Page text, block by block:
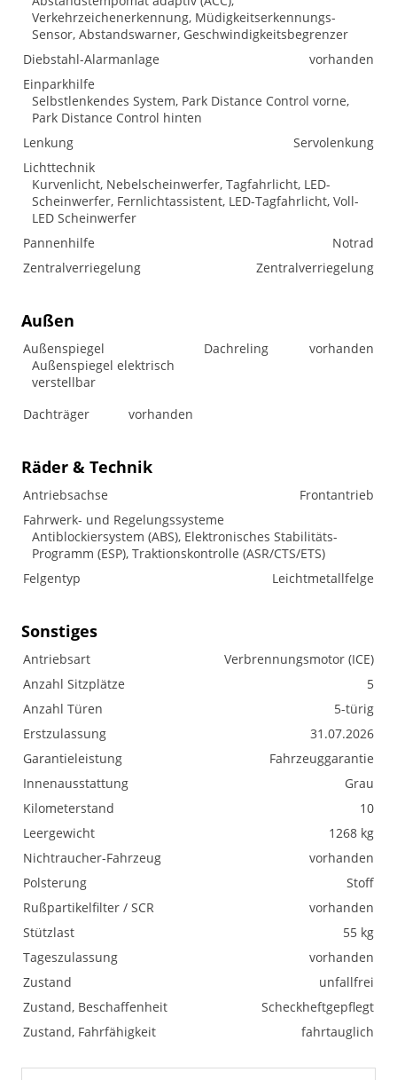
Verkehrzeichenerkennung, Müdigkeitserkennungs-
Sensor, Abstandswarner, Geschwindigkeitsbegrenzer
Diebstahl-Alarmanlage
vorhanden
Einparkhilfe
Selbstlenkendes System, Park Distance Control vorne,
Park Distance Control hinten
Lenkung
Servolenkung
Lichttechnik
Kurvenlicht, Nebelscheinwerfer, Tagfahrlicht, LED-
Scheinwerfer, Fernlichtassistent, LED-Tagfahrlicht, Voll-
LED Scheinwerfer
Pannenhilfe
Notrad
Zentralverriegelung
Zentralverriegelung
Außen
Außenspiegel
Außenspiegel elektrisch
verstellbar
Dachreling vorhanden
Dachträger vorhanden
Räder & Technik
Antriebsachse
Frontantrieb
Fahrwerk- und Regelungssysteme
Antiblockiersystem (ABS), Elektronisches Stabilitäts-
Programm (ESP), Traktionskontrolle (ASR/CTS/ETS)
Felgentyp
Leichtmetallfelge
Sonstiges
Antriebsart
Verbrennungsmotor (ICE)
Anzahl Sitzplätze
5
Anzahl Türen
5-türig
Erstzulassung
31.07.2026
Garantieleistung
Fahrzeuggarantie
Innenausstattung
Grau
Kilometerstand
10
Leergewicht
1268 kg
Nichtraucher-Fahrzeug
vorhanden
Polsterung
Stoff
Rußpartikelfilter / SCR
vorhanden
Stützlast
55 kg
Tageszulassung
vorhanden
Zustand
unfallfrei
Zustand, Beschaffenheit
Scheckheftgepflegt
Zustand, Fahrfähigkeit
fahrtauglich